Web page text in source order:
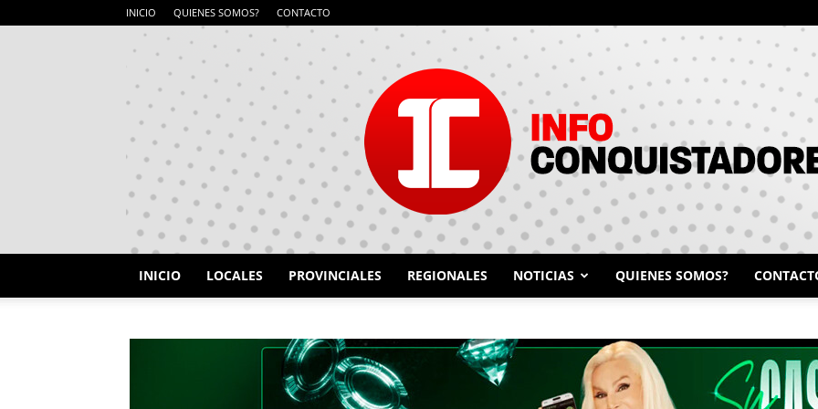
INICIO QUIENES SOMOS? CONTACTO
INICIO LOCALES PROVINCIALES REGIONALES NOTICIAS QUIENES SOMOS?